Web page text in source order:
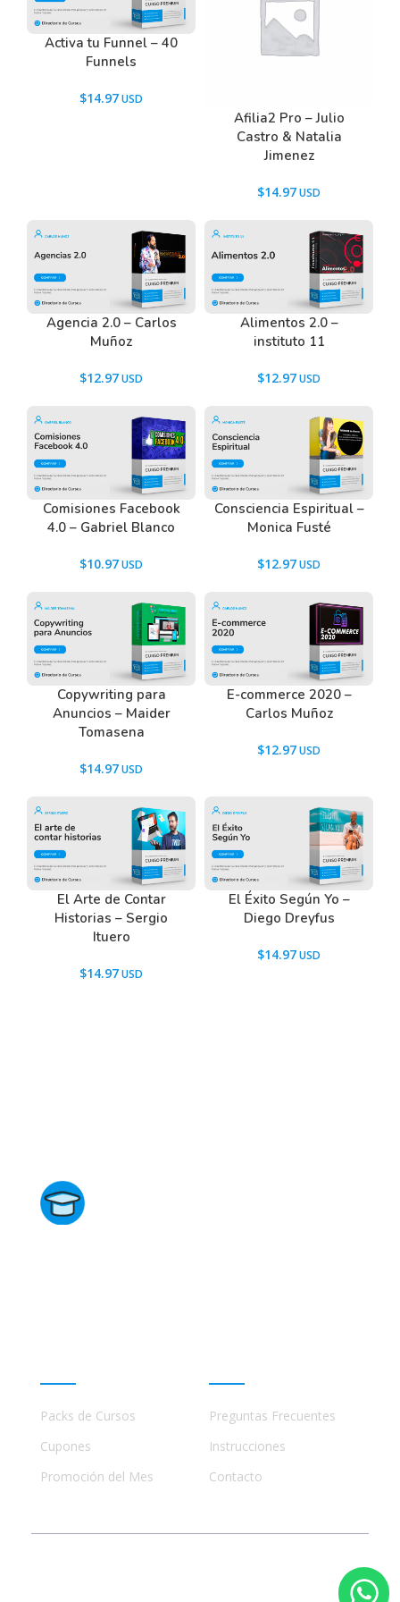
Tenemos un listado de todas las preguntas que
hacen nuestros usuarios antes de comprar y
descargar los recursos WordPress.
contactarnos usando el Chat.
Activa tu Funnel – 40
Funnels
$14.97
Afilia2 Pro – Julio
Castro & Natalia
Jimenez
$14.97
Agencia 2.0 – Carlos
Muñoz
$12.97
Alimentos 2.0 –
instituto 11
$12.97
Comisiones Facebook
4.0 – Gabriel Blanco
$10.97
Consciencia Espiritual –
Monica Fusté
$12.97
Copywriting para
Anuncios – Maider
Tomasena
$14.97
E-commerce 2020 –
Carlos Muñoz
$12.97
El Arte de Contar
Historias – Sergio
Ituero
$14.97
El Éxito Según Yo –
Diego Dreyfus
$14.97
Packs de Cursos
Cupones
Promoción del Mes
Preguntas Frecuentes
Instrucciones
Contacto